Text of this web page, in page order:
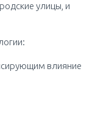
улицы, и
влияние